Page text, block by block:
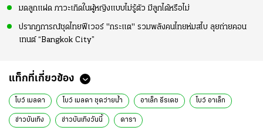
มดลูกแฝด ภาวะเกิดในผู้หญิงแบบไม่รู้ตัว มีลูกได้หรือไม่
ปรากฏการณ์ชุดไทยฟีเวอร์ "กระแต" รวมพลังคนไทยห่มสไบ ลุยถ่ายคอน
เทนต์ “Bangkok City”
แท็กที่เกี่ยวข้อง
โบว์ เมลดา โบว์ เมลดา ชุดว่ายน้ำ อาเล็ก ธีรเดช โบว์ อาเล็ก
ข่าวบันเทิง ข่าวบันเทิงวันนี้ ดารา